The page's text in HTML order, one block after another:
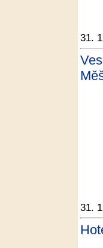
31.
31.